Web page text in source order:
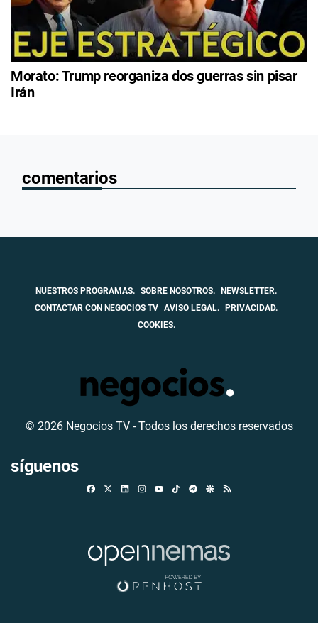
Morato: Trump reorganiza dos guerras sin pisar
Irán
comentarios
NUESTROS PROGRAMAS. SOBRE NOSOTROS.
NEWSLETTER.
CONTACTAR CON NEGOCIOS TV AVISO LEGAL.
PRIVACIDAD.
COOKIES.
© 2026 Negocios TV - Todos los derechos reservados
síguenos
FacebookLinkedinInstagramTikTokTelegramGoogle Discover